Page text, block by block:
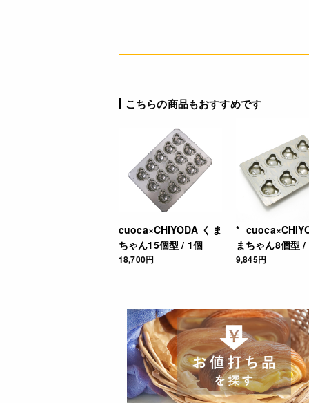
JANコード
こちらの商品もおすすめです
cuoca×CHIYODA くま
ちゃん15個型 / 1個
18,700円
*
まちゃん8個型 /
9,845円